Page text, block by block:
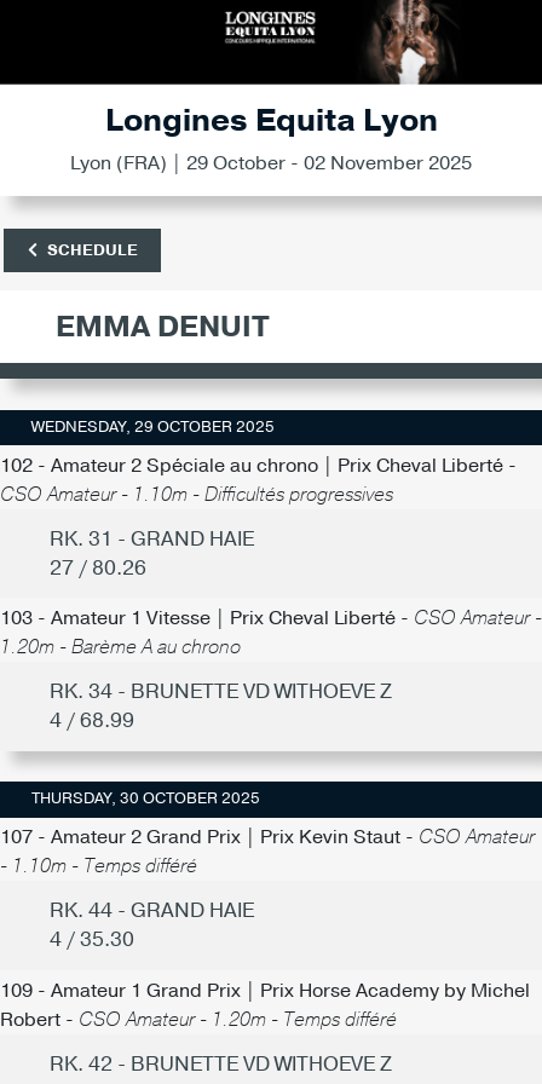
Longines Equita Lyon
Lyon (FRA) | 29 October - 02 November 2025
SCHEDULE
EMMA DENUIT
WEDNESDAY, 29 OCTOBER 2025
102 - Amateur 2 Spéciale au chrono | Prix Cheval Liberté -
CSO Amateur - 1.10m - Difficultés progressives
RK. 31 - GRAND HAIE
27 / 80.26
103 - Amateur 1 Vitesse | Prix Cheval Liberté - CSO Amateur -
1.20m - Barème A au chrono
RK. 34 - BRUNETTE VD WITHOEVE Z
4 / 68.99
THURSDAY, 30 OCTOBER 2025
107 - Amateur 2 Grand Prix | Prix Kevin Staut - CSO Amateur
- 1.10m - Temps différé
RK. 44 - GRAND HAIE
4 / 35.30
109 - Amateur 1 Grand Prix | Prix Horse Academy by Michel
Robert - CSO Amateur - 1.20m - Temps différé
RK. 42 - BRUNETTE VD WITHOEVE Z